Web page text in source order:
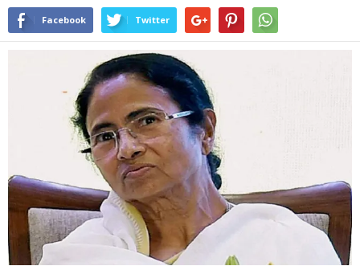
Facebook Twitter